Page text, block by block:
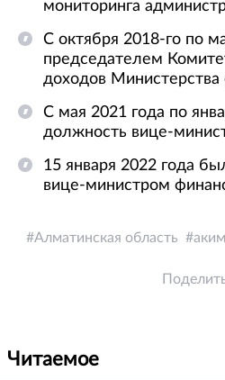
мониторинга
С октября 2018-го по
председателем
доходов
С мая 2021 года по
должность вице-
15 января 2022 года
вице-министром
Алматинская область аким
Читаемое